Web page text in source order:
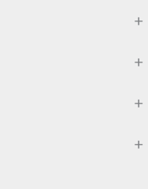
+
+
+
+